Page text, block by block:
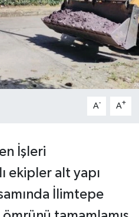
A- A+
İşleri
ekipler alt yapı
İlimtepe